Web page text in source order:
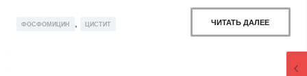
ФОСФОМИЦИН ЦИСТИТ ЧИТАТЬ ДАЛЕЕ